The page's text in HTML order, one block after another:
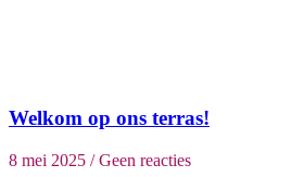
Welkom op ons terras!
8 mei 2025 Geen reacties